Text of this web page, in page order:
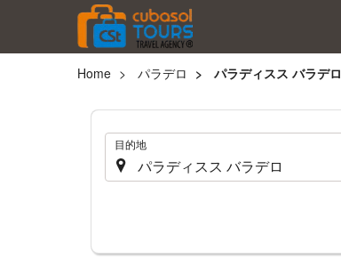
Home パラデロ パラディスス バラデロ
. 目的地